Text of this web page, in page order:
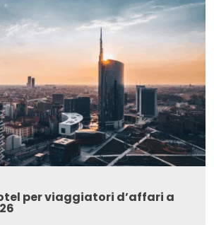
per viaggiatori d’affari a